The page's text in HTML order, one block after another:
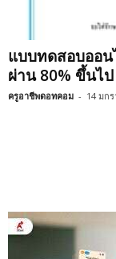
แบบทดสอบออน
ผ่าน 80% ขึ้นไ
ครูอาชีพดอทคอม - 14 มก